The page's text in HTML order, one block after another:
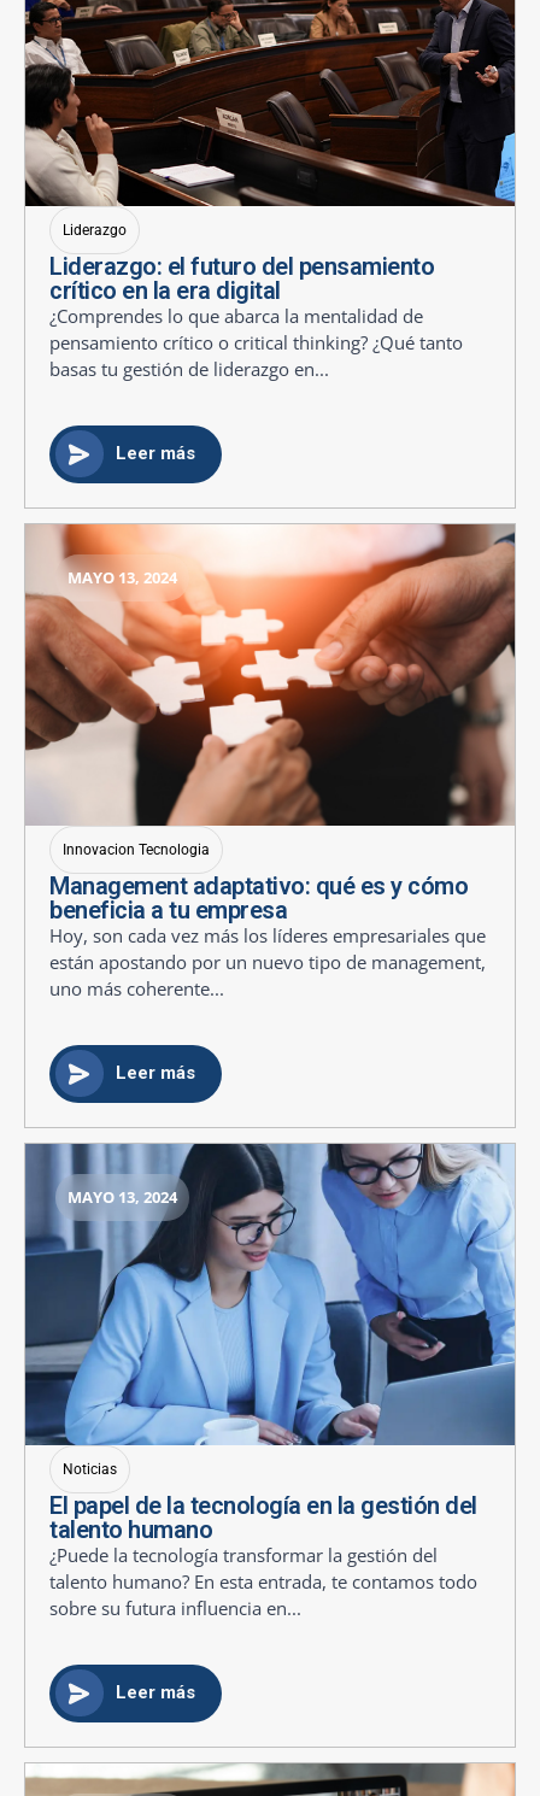
Liderazgo
Liderazgo: el futuro del pensamiento
crítico en la era digital
¿Comprendes lo que abarca la mentalidad de
pensamiento crítico o critical thinking? ¿Qué tanto
basas tu gestión de liderazgo en...
Leer más
MAYO 13, 2024
Innovacion Tecnologia
Management adaptativo: qué es y cómo
beneficia a tu empresa
Hoy, son cada vez más los líderes empresariales que
están apostando por un nuevo tipo de management,
uno más coherente...
Leer más
MAYO 13, 2024
Noticias
El papel de la tecnología en la gestión del
talento humano
¿Puede la tecnología transformar la gestión del
talento humano? En esta entrada, te contamos todo
sobre su futura influencia en...
Leer más